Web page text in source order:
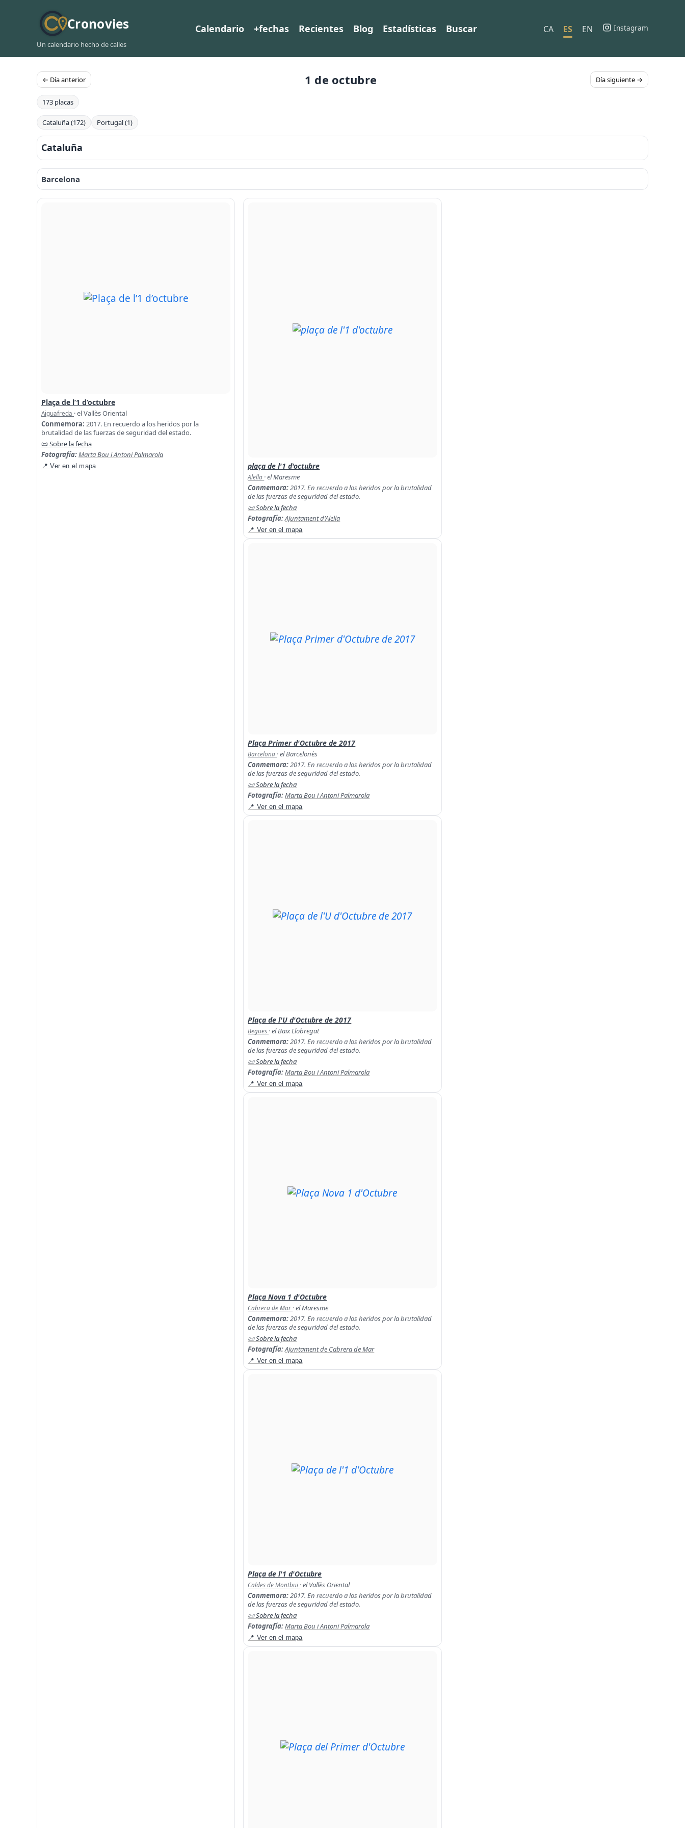
Cronovies
Un calendario hecho de calles
Calendario +fechas Recientes Blog Estadísticas Buscar CA ES EN Instagram
← Día anterior 1 de octubre Día siguiente →
173 placas
Cataluña (172) Portugal (1)
Cataluña
Barcelona
Plaça de l’1 d’octubre
Aiguafreda · el Vallès Oriental
Conmemora: 2017. En recuerdo a los heridos por la
brutalidad de las fuerzas de seguridad del estado.
📜 Sobre la fecha
Fotografía:Marta Bou i Antoni Palmarola
📍 Ver en el mapa plaça de l'1 d'octubre
Alella · el Maresme
Conmemora:2017. En recuerdo a los heridos por la brutalidad
de las fuerzas de seguridad del estado.
📜 Sobre la fecha
Fotografía:Ajuntament d'Alella
📍 Ver en el mapa
Plaça Primer d'Octubre de 2017
Barcelona · el Barcelonès
Conmemora:2017. En recuerdo a los heridos por la brutalidad
de las fuerzas de seguridad del estado.
📜 Sobre la fecha
Fotografía:Marta Bou i Antoni Palmarola
📍 Ver en el mapa
Plaça de l'U d'Octubre de 2017
Begues · el Baix Llobregat
Conmemora:2017. En recuerdo a los heridos por la brutalidad
de las fuerzas de seguridad del estado.
📜 Sobre la fecha
Fotografía:Marta Bou i Antoni Palmarola
📍 Ver en el mapa
Plaça Nova 1 d'Octubre
Cabrera de Mar · el Maresme
Conmemora:2017. En recuerdo a los heridos por la brutalidad
de las fuerzas de seguridad del estado.
📜 Sobre la fecha
Fotografía:Ajuntament de Cabrera de Mar
📍 Ver en el mapa
Plaça de l'1 d'Octubre
Caldes de Montbui · el Vallès Oriental
Conmemora:2017. En recuerdo a los heridos por la brutalidad
de las fuerzas de seguridad del estado.
📜 Sobre la fecha
Fotografía:Marta Bou i Antoni Palmarola
📍 Ver en el mapa